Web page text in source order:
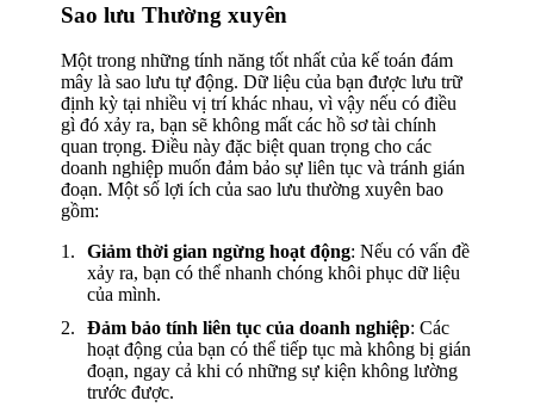
Sao lưu Thường xuyên
Một trong những tính năng tốt nhất của kế toán đám
mây là sao lưu tự động. Dữ liệu của bạn được lưu trữ
định kỳ tại nhiều vị trí khác nhau, vì vậy nếu có điều
gì đó xảy ra, bạn sẽ không mất các hồ sơ tài chính
quan trọng. Điều này đặc biệt quan trọng cho các
doanh nghiệp muốn đảm bảo sự liên tục và tránh gián
đoạn. Một số lợi ích của sao lưu thường xuyên bao
gồm:
Giảm thời gian ngừng hoạt động: Nếu có vấn đề
xảy ra, bạn có thể nhanh chóng khôi phục dữ liệu
của mình.
Đảm bảo tính liên tục của doanh nghiệp: Các
hoạt động của bạn có thể tiếp tục mà không bị gián
đoạn, ngay cả khi có những sự kiện không lường
trước được.